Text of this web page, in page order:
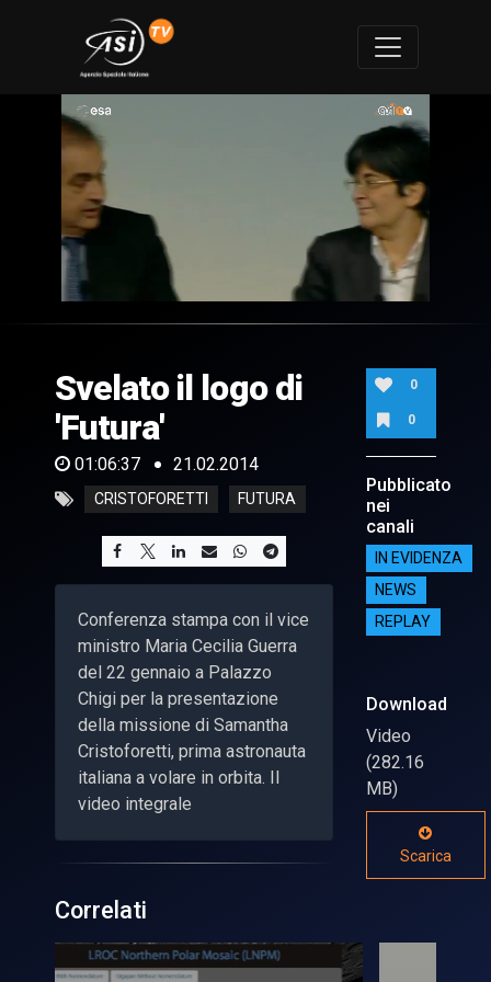
of
6
minutes,
37
seconds
Svelato il logo di
'Futura'
01:06:37 21.02.2014
CRISTOFORETTI FUTURA
Conferenza stampa con il vice
ministro Maria Cecilia Guerra
del 22 gennaio a Palazzo
Chigi per la presentazione
della missione di Samantha
Cristoforetti, prima astronauta
italiana a volare in orbita. Il
video integrale
0
0
Pubblicato
nei
canali
IN EVIDENZA
NEWS
REPLAY
Download
Video
(282.16
MB)
Scarica
Correlati